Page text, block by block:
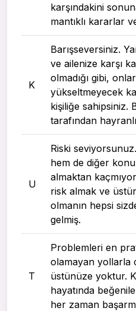
karşındakini
mantıklı kararlar
K
Barışseversiniz.
ve ailenize karşı
olmadığı gibi,
yükseltmeyecek
kişiliğe sahipsiniz.
tarafından
U
Riski
hem de diğer
almaktan
risk almak ve
olmanın hepsi
gelmiş.
T
Problemleri en
olamayan yollarla
üstünüze yoktur.
hayatında
her zaman